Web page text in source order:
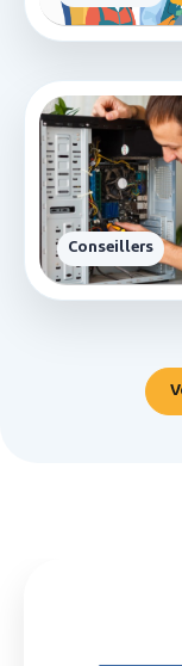
Conseillers